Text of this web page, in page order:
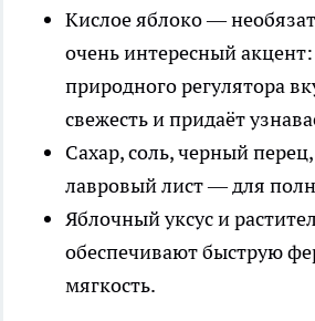
Кислое яблоко —
очень интересный
природного регулятора
свежесть и придаёт
Сахар, соль, черный
лавровый лист — для
Яблочный уксус и
обеспечивают быструю
мягкость.